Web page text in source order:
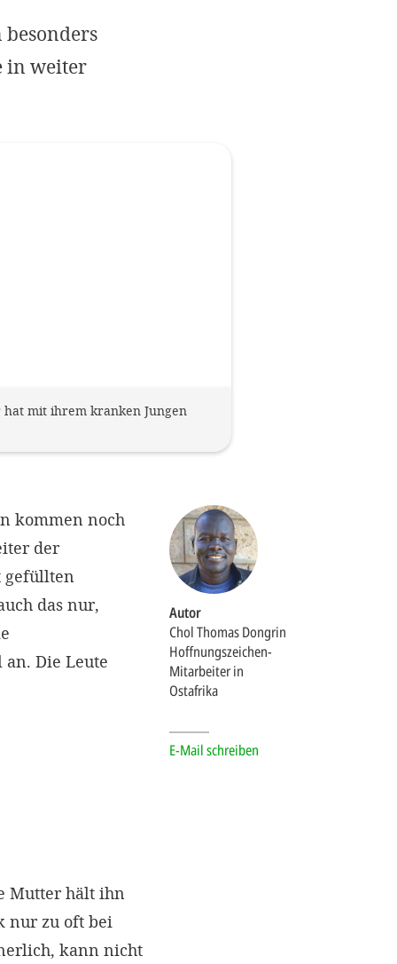
in weiter
hat mit ihrem kranken Jungen
Autor
Chol Thomas Dongrin
Hoffnungszeichen-
Mitarbeiter in
Ostafrika
E-Mail schreiben
kommen noch
der
gefüllten
das nur,
Die Leute
Mutter hält ihn
nur zu oft bei
kann nicht